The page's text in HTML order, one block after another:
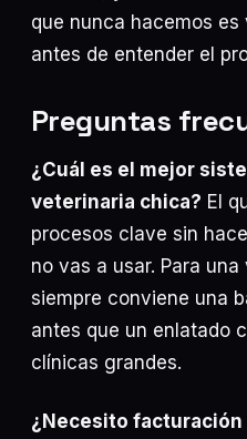
que nunca hacemos
antes de entender el
Preguntas
¿Cuál es el mejor
veterinaria chica? El
procesos clave sin
no vas a usar. Para
siempre conviene una
antes que un enlatado
clínicas grandes.
¿Necesito